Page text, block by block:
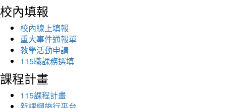
校內填報
校內線上填報
重大事件通報單
教學活動申請
115職課務選填
課程計畫
115課程計畫